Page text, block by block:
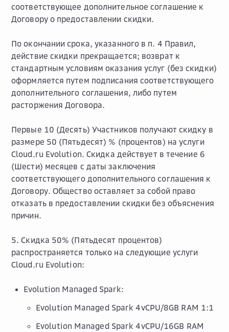
соответствующее дополнительное соглашение к
Договору о предоставлении скидки.
По окончании срока, указанного в п. 4 Правил,
действие скидки прекращается; возврат к
стандартным условиям оказания услуг (без скидки)
оформляется путем подписания соответствующего
дополнительного соглашения, либо путем
расторжения Договора.
Первые 10 (Десять) Участников получают скидку в
размере 50 (Пятьдесят) % (процентов) на услуги
Cloud.ru Evolution. Скидка действует в течение 6
(Шести) месяцев с даты заключения
соответствующего дополнительного соглашения к
Договору. Общество оставляет за собой право
отказать в предоставлении скидки без объяснения
причин.
5. Скидка 50% (Пятьдесят процентов)
распространяется только на следующие услуги
Cloud.ru Evolution:
Evolution Managed Spark:
Evolution Managed Spark 4vCPU/8GB RAM 1:1
Evolution Managed Spark 4vCPU/16GB RAM